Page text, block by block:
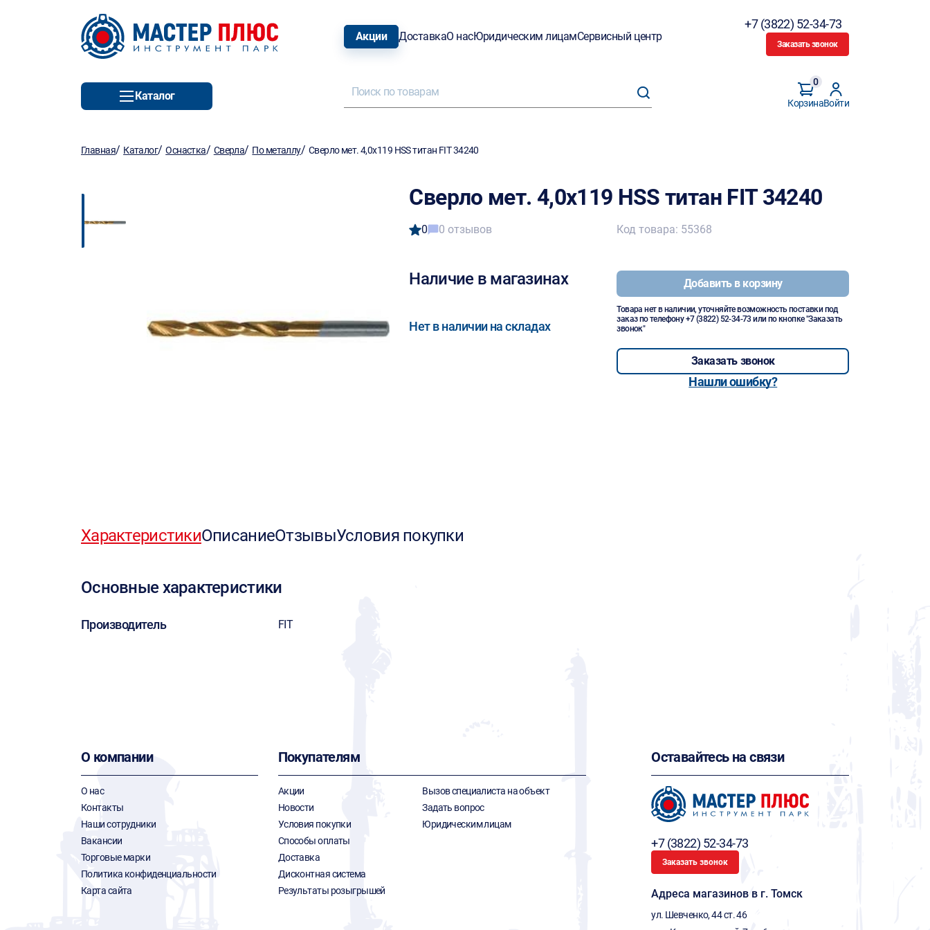
Акции ДоставкаО насЮридическим лицамСервисный центр
+7 (3822) 52-34-73
Заказать звонок
Каталог
Корзина
0
Войти
Главная/ Каталог/Оснастка/ Сверла/ По металлу/ Сверло мет. 4,0х119 HSS титан FIT 34240
Сверло мет. 4,0х119 HSS титан FIT 34240
0 0 отзывов
Наличие в магазинах
Нет в наличии на складах
Код товара: 55368
Добавить в корзину
Товара нет в наличии, уточняйте возможность поставки под
заказ по телефону+7 (3822) 52-34-73 или по кнопке "Заказать
звонок"
Заказать звонок
Нашли ошибку?
ХарактеристикиОписаниеОтзывыУсловия покупки
Основные характеристики
Производитель FIT
О компании
О нас
Контакты
Наши сотрудники
Вакансии
Торговые марки
Политика конфиденциальности
Карта сайта
Покупателям
Акции
Новости
Условия покупки
Способы оплаты
Доставка
Дисконтная система
Результаты розыгрышей
Вызов специалиста на объект
Задать вопрос
Юридическим лицам
Оставайтесь на связи
+7 (3822) 52-34-73
Заказать звонок
Адреса магазинов в г. Томск
ул. Шевченко, 44 ст. 46